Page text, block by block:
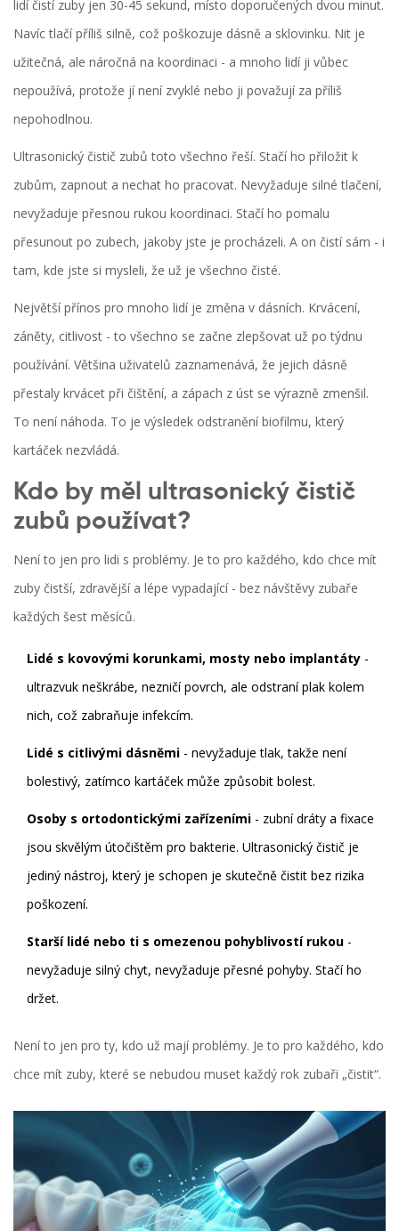
lidí čistí zuby jen 30-45 sekund, místo doporučených dvou minut.
Navíc tlačí příliš silně, což poškozuje dásně a sklovinku. Nit je
užitečná, ale náročná na koordinaci - a mnoho lidí ji vůbec
nepoužívá, protože jí není zvyklé nebo ji považují za příliš
nepohodlnou.
Ultrasonický čistič zubů toto všechno řeší. Stačí ho přiložit k
zubům, zapnout a nechat ho pracovat. Nevyžaduje silné tlačení,
nevyžaduje přesnou rukou koordinaci. Stačí ho pomalu
přesunout po zubech, jakoby jste je procházeli. A on čistí sám - i
tam, kde jste si mysleli, že už je všechno čisté.
Největší přínos pro mnoho lidí je změna v dásních. Krvácení,
záněty, citlivost - to všechno se začne zlepšovat už po týdnu
používání. Většina uživatelů zaznamenává, že jejich dásně
přestaly krvácet při čištění, a zápach z úst se výrazně zmenšil.
To není náhoda. To je výsledek odstranění biofilmu, který
kartáček nezvládá.
Kdo by měl ultrasonický čistič
zubů používat?
Není to jen pro lidi s problémy. Je to pro každého, kdo chce mít
zuby čistší, zdravější a lépe vypadající - bez návštěvy zubaře
každých šest měsíců.
Lidé s kovovými korunkami, mosty nebo implantáty -
ultrazvuk neškrábe, nezničí povrch, ale odstraní plak kolem
nich, což zabraňuje infekcím.
Lidé s citlivými dásněmi - nevyžaduje tlak, takže není
bolestivý, zatímco kartáček může způsobit bolest.
Osoby s ortodontickými zařízeními - zubní dráty a fixace
jsou skvělým útočištěm pro bakterie. Ultrasonický čistič je
jediný nástroj, který je schopen je skutečně čistit bez rizika
poškození.
Starší lidé nebo ti s omezenou pohyblivostí rukou -
nevyžaduje silný chyt, nevyžaduje přesné pohyby. Stačí ho
držet.
Není to jen pro ty, kdo už mají problémy. Je to pro každého, kdo
chce mít zuby, které se nebudou muset každý rok zubaři „čistit“.